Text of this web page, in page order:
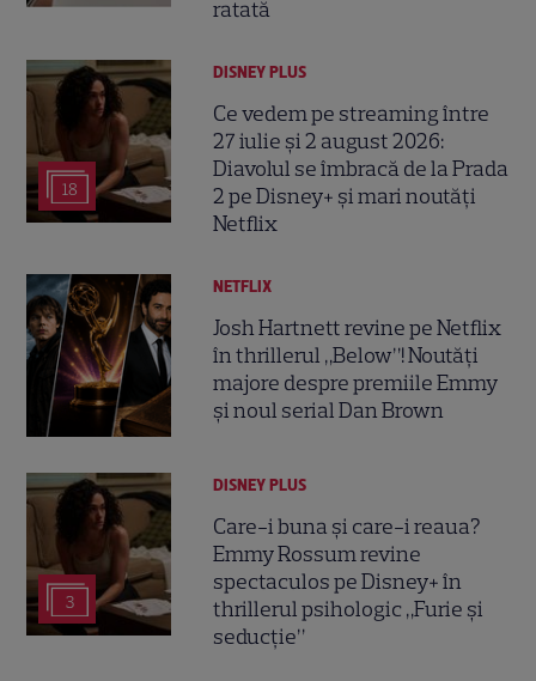
ratată
18
DISNEY PLUS
Ce vedem pe streaming între
27 iulie și 2 august 2026:
Diavolul se îmbracă de la Prada
2 pe Disney+ și mari noutăți
Netflix
NETFLIX
Josh Hartnett revine pe Netflix
în thrillerul „Below”! Noutăți
majore despre premiile Emmy
și noul serial Dan Brown
3
DISNEY PLUS
Care-i buna și care-i reaua?
Emmy Rossum revine
spectaculos pe Disney+ în
thrillerul psihologic „Furie și
seducție”